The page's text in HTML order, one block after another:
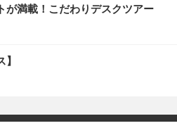
が満載！こだわりデスクツアー